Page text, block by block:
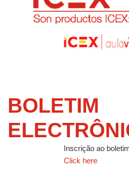
BOLETIM
Inscrição ao
Click here